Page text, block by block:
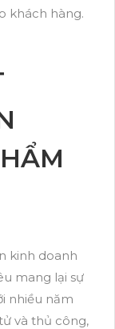
khách hàng.
kinh doanh
mang lại sự
nhiều năm
và thủ công,